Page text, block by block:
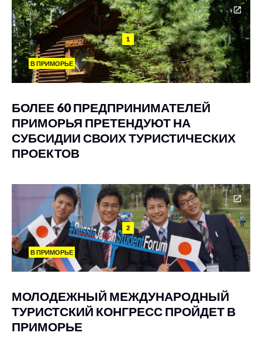
1
В ПРИМОРЬЕ
БОЛЕЕ 60 ПРЕДПРИНИМАТЕЛЕЙ
ПРИМОРЬЯ ПРЕТЕНДУЮТ НА
СУБСИДИИ СВОИХ ТУРИСТИЧЕСКИХ
ПРОЕКТОВ
2
В ПРИМОРЬЕ
МОЛОДЕЖНЫЙ МЕЖДУНАРОДНЫЙ
ТУРИСТСКИЙ КОНГРЕСС ПРОЙДЕТ В
ПРИМОРЬЕ